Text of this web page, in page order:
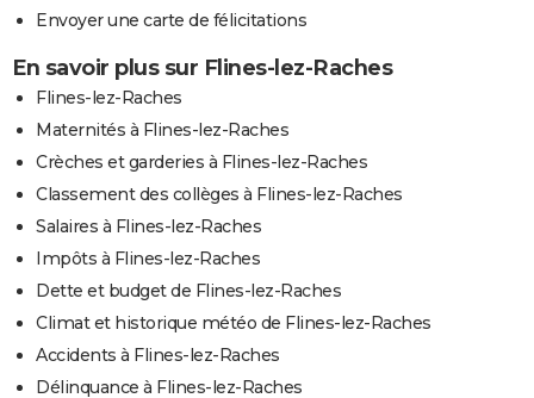
Envoyer une carte de félicitations
En savoir plus sur Flines-lez-Raches
Flines-lez-Raches
Maternités à Flines-lez-Raches
Crèches et garderies à Flines-lez-Raches
Classement des collèges à Flines-lez-Raches
Salaires à Flines-lez-Raches
Impôts à Flines-lez-Raches
Dette et budget de Flines-lez-Raches
Climat et historique météo de Flines-lez-Raches
Accidents à Flines-lez-Raches
Délinquance à Flines-lez-Raches